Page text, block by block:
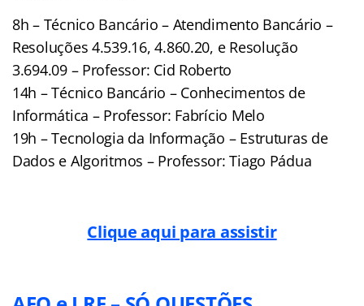
8h – Técnico Bancário – Atendimento Bancário –
Resoluções 4.539.16, 4.860.20, e Resolução
3.694.09 – Professor: Cid Roberto
14h – Técnico Bancário – Conhecimentos de
Informática – Professor: Fabrício Melo
19h – Tecnologia da Informação – Estruturas de
Dados e Algoritmos – Professor: Tiago Pádua
Clique aqui para assistir